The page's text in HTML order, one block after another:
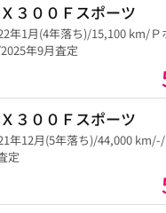
３００Ｆスポーツ
年1月(4年落ち)/15,100 km/Ｐ
年9月査定
３００Ｆスポーツ
年12月(5年落ち)/44,000
定